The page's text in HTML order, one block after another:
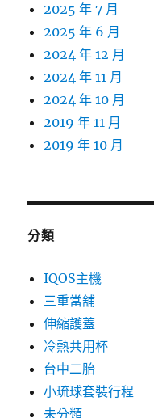
2025 年 7 月
2025 年 6 月
2024 年 12 月
2024 年 11 月
2024 年 10 月
2019 年 11 月
2019 年 10 月
分類
IQOS主機
三重當舖
伸縮護蓋
冷熱共用杯
台中二胎
小琉球套裝行程
未分類